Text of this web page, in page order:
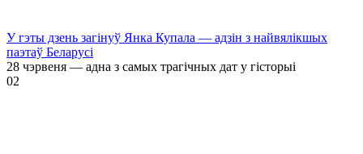
У гэты дзень загінуў Янка Купала — адзін з найвялікшых
паэтаў Беларусі
28 чэрвеня — адна з самых трагічных дат у гісторыі
02